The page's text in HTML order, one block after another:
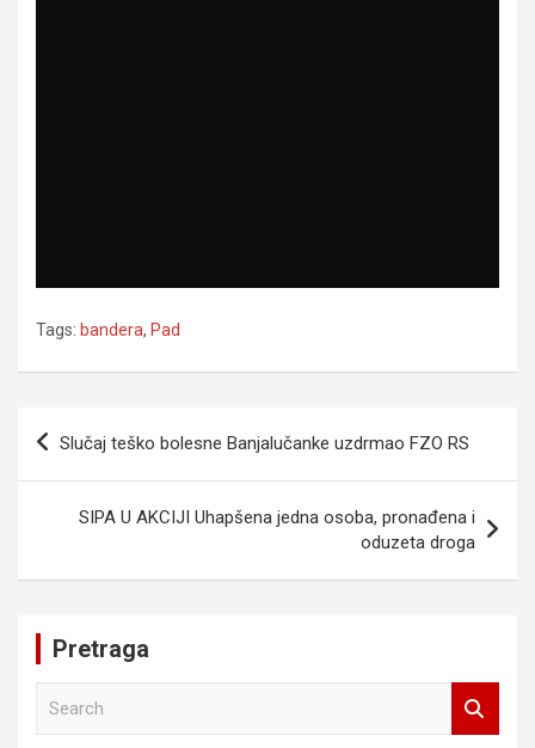
Tags: bandera, Pad
Navigacija
članaka
Slučaj teško bolesne Banjalučanke uzdrmao FZO RS
SIPA U AKCIJI Uhapšena jedna osoba, pronađena i
oduzeta droga
Pretraga